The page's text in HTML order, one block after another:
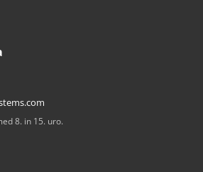
8. in 15. uro.